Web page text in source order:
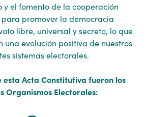
y el fomento de la cooperación
promover la democracia
libre, universal y secreto, lo que
una evolución positiva de nuestros
sistemas electorales.
esta Acta Constitutiva fueron los
Organismos Electorales: